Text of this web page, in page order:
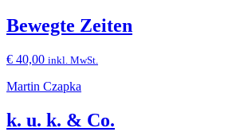
Bewegte Zeiten
€ 40,00 inkl. MwSt.
Martin Czapka
k. u. k. & Co.